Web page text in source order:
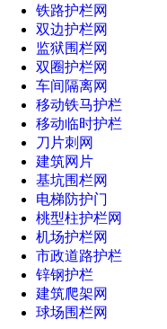
铁路护栏网
双边护栏网
监狱围栏网
双圈护栏网
车间隔离网
移动铁马护栏
移动临时护栏
刀片刺网
建筑网片
基坑围栏网
电梯防护门
桃型柱护栏网
机场护栏网
市政道路护栏
锌钢护栏
建筑爬架网
球场围栏网